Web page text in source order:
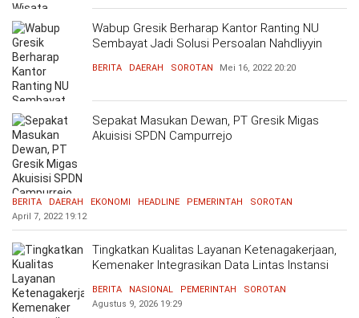
Wabup Gresik Berharap Kantor Ranting NU
Sembayat Jadi Solusi Persoalan Nahdliyyin
BERITA DAERAH SOROTAN Mei 16, 2022 20:20
Sepakat Masukan Dewan, PT Gresik Migas
Akuisisi SPDN Campurrejo
BERITA DAERAH EKONOMI HEADLINE PEMERINTAH
SOROTAN
April 7, 2022 19:12
Tingkatkan Kualitas Layanan Ketenagakerjaan,
Kemenaker Integrasikan Data Lintas Instansi
BERITA NASIONAL PEMERINTAH
SOROTAN
Agustus 9, 2026 19:29